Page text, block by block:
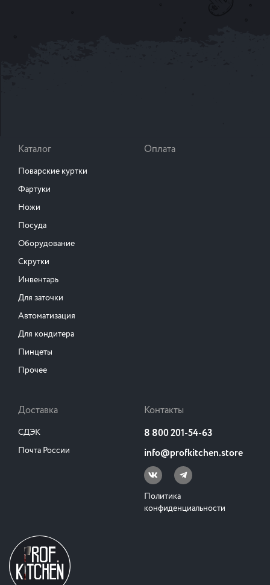
Каталог
Поварские куртки
Фартуки
Ножи
Посуда
Оборудование
Скрутки
Инвентарь
Для заточки
Автоматизация
Для кондитера
Пинцеты
Прочее
Оплата
Доставка
СДЭК
Почта России
Контакты
8 800 201-54-63
info@profkitchen.store
Политика
конфиденциальности